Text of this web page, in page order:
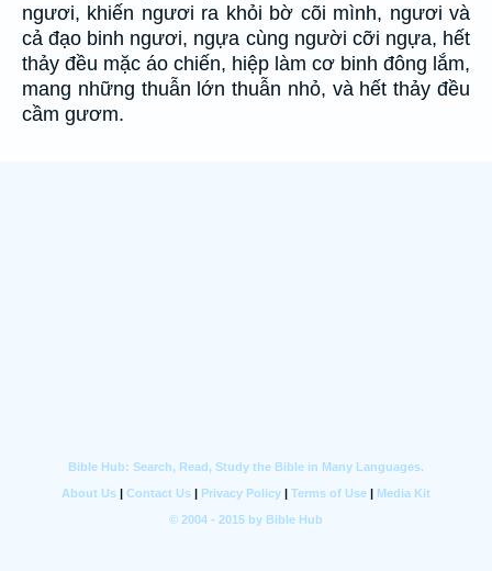
ngươi, khiến ngươi ra khỏi bờ cõi mình, ngươi và
cả đạo binh ngươi, ngựa cùng người cỡi ngựa, hết
thảy đều mặc áo chiến, hiệp làm cơ binh đông lắm,
mang những thuẫn lớn thuẫn nhỏ, và hết thảy đều
cầm gươm.